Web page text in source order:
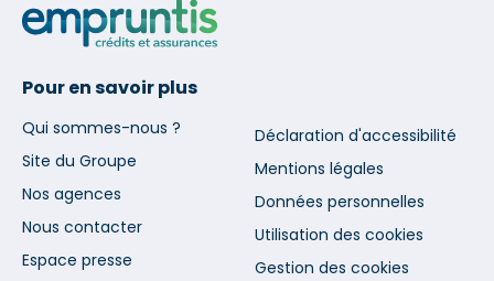
Pour en savoir plus
Qui sommes-nous ?
Site du Groupe
Nos agences
Nous contacter
Espace presse
Déclaration d'accessibilité
Mentions légales
Données personnelles
Utilisation des cookies
Gestion des cookies